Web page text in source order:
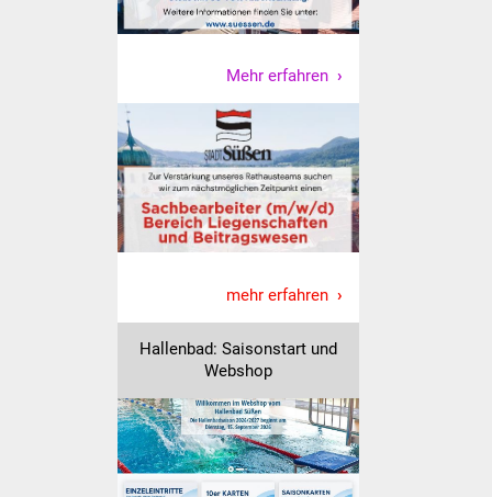
Europaweite
Ausschreibung
Ausschreibung
Freihändige Vergabe
Gewerbeverzeichnis
Gewerbe - Selbsteintrag
Mehr erfahren
mehr erfahren
Hallenbad: Saisonstart und
Webshop